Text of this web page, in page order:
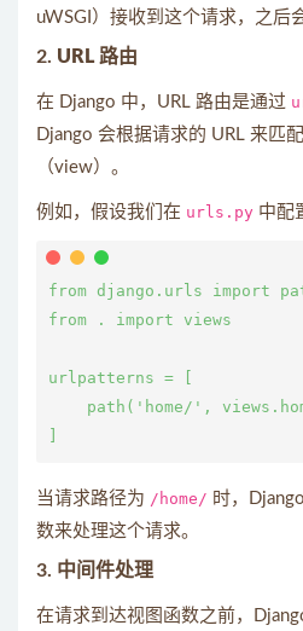
uWSGI）接收到这个请求，之后
2. URL 路由
在 Django 中，URL 路由是通过
Django 会根据请求的 URL 来匹
（view）。
例如，假设我们在 urls.py 中配
from django.urls import
from . import views
urlpatterns = [
path('home/',
当请求路径为 /home/ 时，
数来处理这个请求。
3. 中间件处理
在请求到达视图函数之前，